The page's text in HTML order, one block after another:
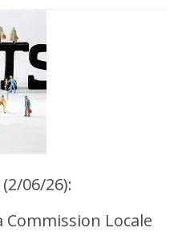
06/26):
Locale